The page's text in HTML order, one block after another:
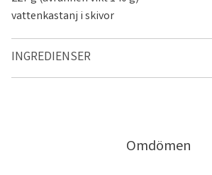
vattenkastanj i skivor
INGREDIENSER
Omdömen